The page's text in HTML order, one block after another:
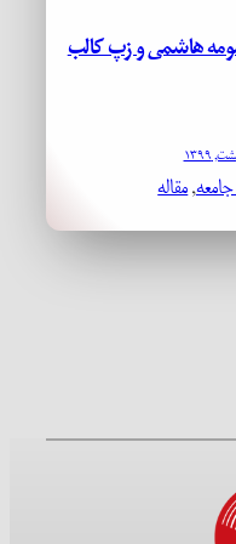
هاشمی و زپ کالب
, مقاله